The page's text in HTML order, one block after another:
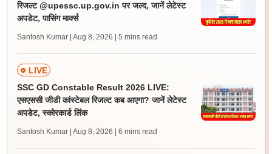
रिजल्ट @upessc.up.gov.in पर जल्द, जानें लेटेस्ट
अपडेट, पासिंग मार्क्स
Santosh Kumar | Aug 8, 2026 | 5 mins read
LIVE
SSC GD Constable Result 2026 LIVE:
एसएससी जीडी कांस्टेबल रिजल्ट कब आएगा? जानें लेटेस्ट
अपडेट, स्कोरकार्ड लिंक
Santosh Kumar | Aug 8, 2026 | 6 mins read